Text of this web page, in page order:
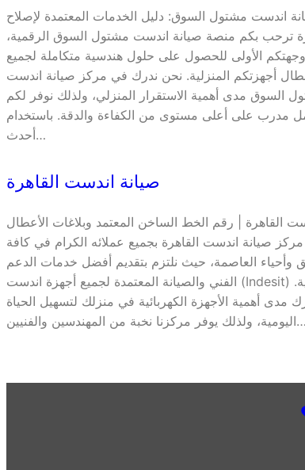
اندست مشتول السوق: دليل الخدمات المعتمدة لإصلاح
ترحب بكم منصة صيانة اندست مشتول السوق الرقمية،
الأولى للحصول على حلول هندسية متكاملة لجميع
أجهزتكم المنزلية. نحن ندرك في مركز صيانة اندست
السوق مدى أهمية الاستقرار المنزلي، ولذلك نوفر لكم
مدرب على أعلى مستوى من الكفاءة والدقة. باستخدام
أحدث…
صيانة اندست القاهرة
القاهرة | رقم الخط الساخن المعتمد وبلاغات الأعطال
صيانة اندست القاهرة بجميع عملائه الكرام في كافة
وأحياء العاصمة، حيث نلتزم بتقديم أفضل خدمات الدعم
الفني والصيانة المعتمدة لجميع أجهزة اندست (Indesit) الإيطالية.
مدى أهمية الأجهزة الكهربائية في منزلك لتسهيل الحياة
اليومية، ولذلك يوفر مركزنا نخبة من المهندسين والفنيين…